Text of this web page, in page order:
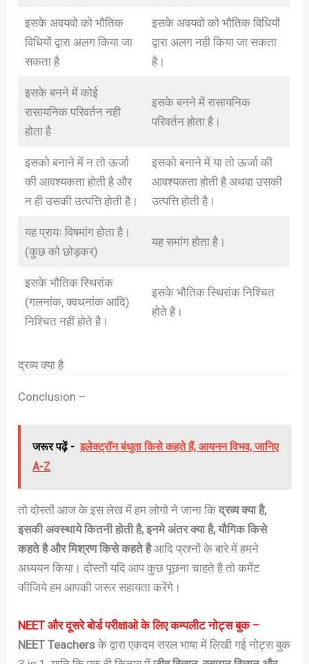
इसके अवयवो को भौतिक
विधियों द्वारा अलग किया जा
सकता है
इसके अवयवो को भौतिक विधियों
द्वारा अलग नही किया जा सकता
है।
इसके बनने में कोई
रासायनिक परिवर्तन नही
होता है
इसके बनने में रासायनिक
परिवर्तन होता है।
इसको बनाने में न तो ऊर्जा
की आवश्यकता होती है और
न ही उसकी उत्पत्ति होती है।
इसको बनाने में या तो ऊर्जा की
आवश्यकता होती है अथवा उसकी
उत्पत्ति होती है।
यह प्रायः विषमांग होता है।
(कुछ को छोड़कर)
यह समांग होता है।
इसके भौतिक स्थिरांक
(गलनांक, क्वथनांक आदि)
निश्चित नहीं होते है।
इसके भौतिक स्थिरांक निश्चित
होते है।
द्रव्य क्या है
Conclusion –
जरूर पढ़ें - इलेक्ट्रॉन बंधुता किसे कहते हैं, आयनन विभव, जानिए
A-Z
तो दोस्तों आज के इस लेख में हम लोगो ने जाना किद्रव्य क्या है,
इसकी अवस्थाये कितनी होती है, इनमे अंतर क्या है, यौगिक किसे
कहते है और मिश्रण किसे कहते हैआदि प्रश्नों के बारे में हमने
अध्ययन किया। दोस्तों यदि आप कुछ पूछना चाहते है तो कमेंट
कीजिये हम आपकी जरूर सहायता करेंगे।
NEET और दूसरे बोर्ड परीक्षाओ के लिए कम्पलीट नोट्स बुक –
NEET Teachers के द्वारा एकदम सरल भाषा में लिखी गई नोट्स बुक